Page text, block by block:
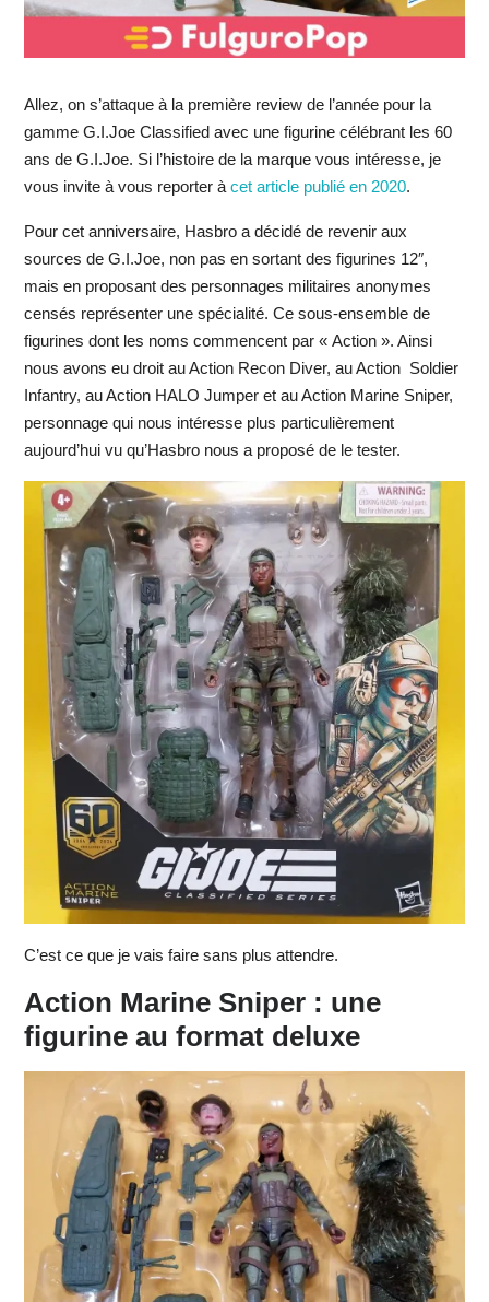
Allez, on s’attaque à la première review de l’année pour la
gamme G.I.Joe Classified avec une figurine célébrant les 60
ans de G.I.Joe. Si l’histoire de la marque vous intéresse, je
vous invite à vous reporter à cet article publié en 2020.
Pour cet anniversaire, Hasbro a décidé de revenir aux
sources de G.I.Joe, non pas en sortant des figurines 12″,
mais en proposant des personnages militaires anonymes
censés représenter une spécialité. Ce sous-ensemble de
figurines dont les noms commencent par « Action ». Ainsi
nous avons eu droit au Action Recon Diver, au Action Soldier
Infantry, au Action HALO Jumper et au Action Marine Sniper,
personnage qui nous intéresse plus particulièrement
aujourd’hui vu qu’Hasbro nous a proposé de le tester.
C’est ce que je vais faire sans plus attendre.
Action Marine Sniper : une
figurine au format deluxe